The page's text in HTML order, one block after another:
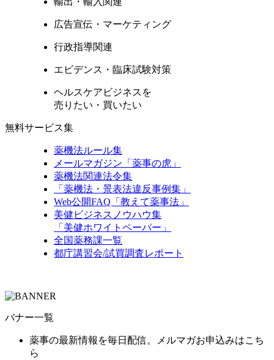
広告宣伝・マーケティング
行政指導関連
エビデンス・臨床試験対策
ヘルスケアビジネスを
売りたい・買いたい
無料サービス集
薬機法ルール集
メールマガジン「薬事の虎」
薬機法関連法令集
「薬機法・景表法違反事例集」
Web公開FAQ「教えて薬事法」
美健ビジネスノウハウ集
「美健ホワイトペーパー」
全国薬務課一覧
都庁講習会/試買調査レポート
バナー一覧
薬事の最新情報を毎日配信。メルマガお申込みはこち
ら